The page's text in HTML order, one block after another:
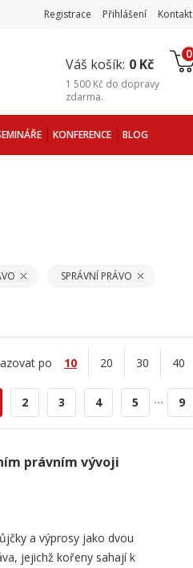
Registrace Přihlášení Kontakt
Váš košík: 0 Kč
0
1 500 Kč do dopravy
zdarma.
KONFERENCE BLOG
SPRÁVNÍ PRÁVO
po 10 20 30 40
2 3 4 5 ... 9
právním vývoji
a výprosy jako dvou
jejichž kořeny sahají k